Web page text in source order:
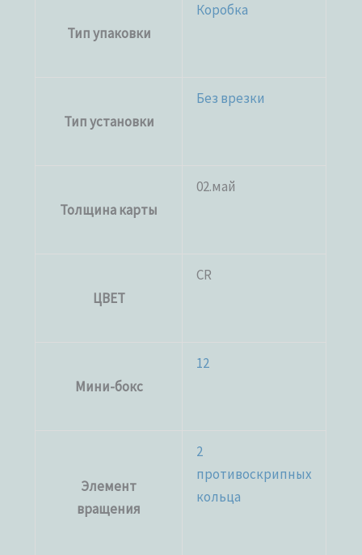
Тип упаковки
Коробка
Тип установки
Без врезки
Толщина карты
02.май
ЦВЕТ
CR
Мини-бокс
12
Элемент
вращения
2
противоскрипных
кольца